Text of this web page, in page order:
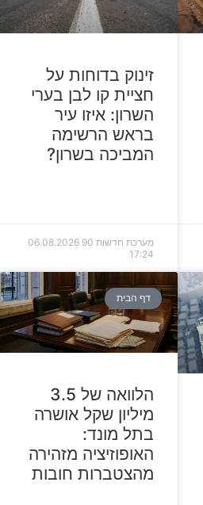
זינוק בדוחות על
חציית קו לבן בערי
השרון: איזו עיר
בראש הרשימה
המביכה בשרון?
מערכת חדשות 90
06.08.2026
17:24
דף הבית
הלוואה של 3.5
מיליון שקל אושרה
בתל מונד:
האופוזיציה מזהירה
מהצטברות חובות